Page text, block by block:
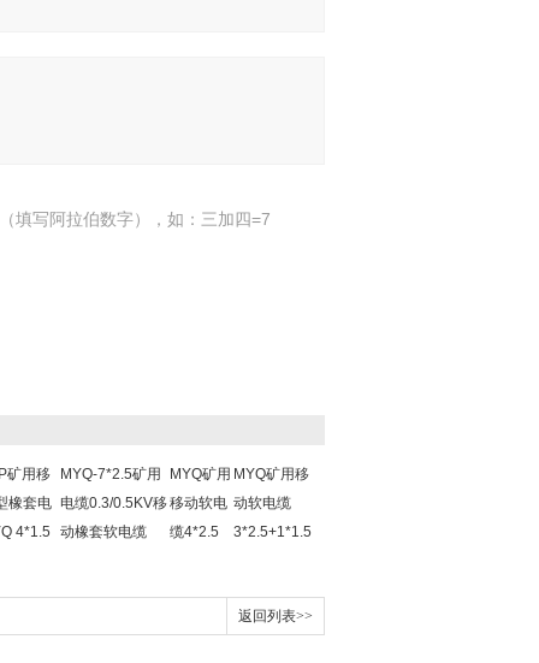
填写阿拉伯数字），如：三加四=7
矿用移
橡套电
4*1.5
MYQ-7*2.5矿用
电缆0.3/0.5KV移
动橡套软电缆
MYQ矿用
移动软电
缆4*2.5
MYQ矿用移
动软电缆
3*2.5+1*1.5
返回列表>>